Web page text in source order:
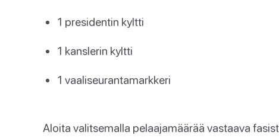
1 presidentin kyltti
1 kanslerin kyltti
1 vaaliseurantamarkkeri
Aloita valitsemalla pelaajamäärää vastaava